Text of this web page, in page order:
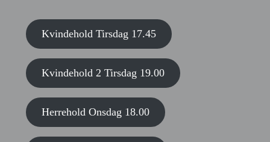
Kvindehold Tirsdag 17.45
Kvindehold 2 Tirsdag 19.00
Herrehold Onsdag 18.00